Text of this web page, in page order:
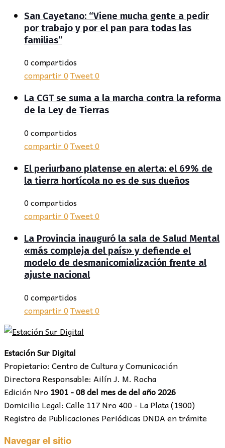
San Cayetano: “Viene mucha gente a pedir
por trabajo y por el pan para todas las
familias”
0 compartidos
compartir0Tweet0
La CGT se suma a la marcha contra la reforma
de la Ley de Tierras
0 compartidos
compartir0Tweet0
El periurbano platense en alerta: el 69% de
la tierra hortícola no es de sus dueños
0 compartidos
compartir0Tweet0
La Provincia inauguró la sala de Salud Mental
«más compleja del país» y defiende el
modelo de desmanicomialización frente al
ajuste nacional
0 compartidos
compartir0Tweet0
Estación Sur Digital
Propietario: Centro de Cultura y Comunicación
Directora Responsable: Ailín J. M. Rocha
Edición Nro 1901 - 08 del mes de del año 2026
Domicilio Legal: Calle 117 Nro 400 - La Plata (1900)
Registro de Publicaciones Periódicas DNDA en trámite
Navegar el sitio